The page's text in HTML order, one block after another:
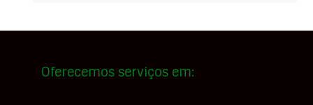
Oferecemos serviços em: